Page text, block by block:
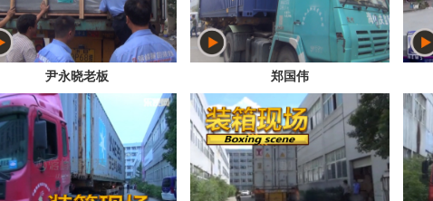
尹永晓老板 郑国伟